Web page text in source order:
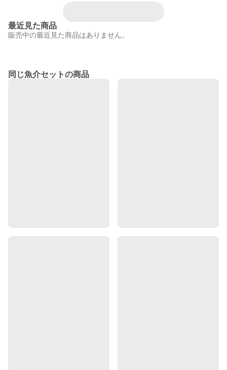
最近見た商品
販売中の最近見た商品はありません。
同じ魚介セットの商品